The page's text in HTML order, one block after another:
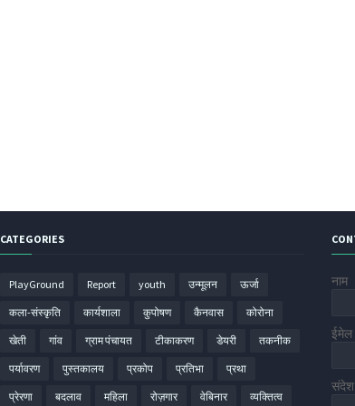
CATEGORIES
PlayGround Report youth उन्मूलन ऊर्जा
कला-संस्कृति कार्यशाला कुपोषण कैनवास कोरोना
खेती गांव ग्राम पंचायत टीकाकरण डेयरी तकनीक
पर्यावरण पुस्तकालय प्रकोप प्रतिभा प्रथा
प्रेरणा बदलाव महिला रोज़गार वेबिनार व्यक्तित्व
नाम
ईमेल
संदेश